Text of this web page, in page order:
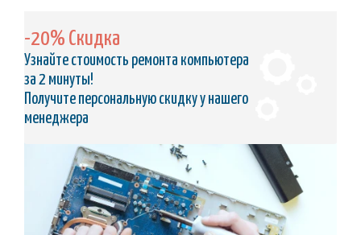
-20% Скидка
Узнайте стоимость ремонта компьютера
за 2 минуты!
Получите персональную скидку у нашего
менеджера